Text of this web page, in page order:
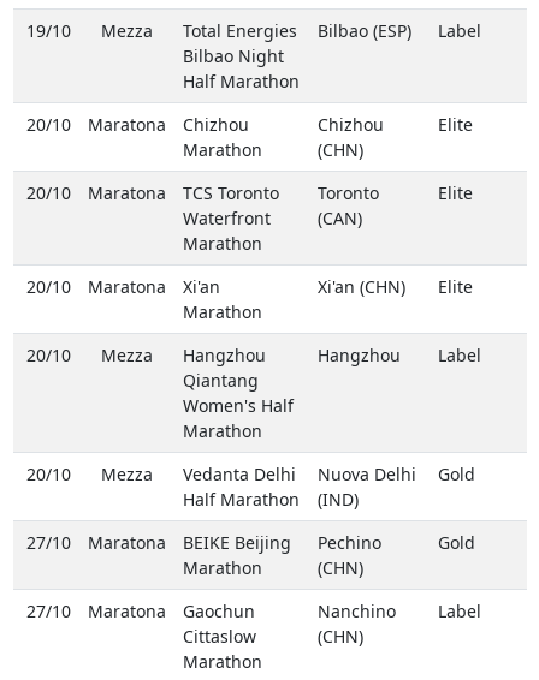
19/10 Mezza
Total Energies
Bilbao Night
Half Marathon
Bilbao (ESP) Label
20/10 Maratona
Chizhou
Marathon
Chizhou
(CHN)
Elite
20/10 Maratona
TCS Toronto
Waterfront
Marathon
Toronto
(CAN)
Elite
20/10 Maratona
Xi'an
Marathon
Xi'an (CHN) Elite
20/10 Mezza
Hangzhou
Qiantang
Women's Half
Marathon
Hangzhou Label
20/10 Mezza
Vedanta Delhi
Half Marathon
Nuova Delhi
(IND)
Gold
27/10 Maratona
BEIKE Beijing
Marathon
Pechino
(CHN)
Gold
27/10 Maratona
Gaochun
Cittaslow
Marathon
Nanchino
(CHN)
Label